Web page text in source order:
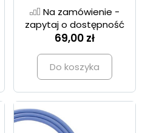
Na zamówienie -
zapytaj o dostępność
69,00 zł
Do koszyka